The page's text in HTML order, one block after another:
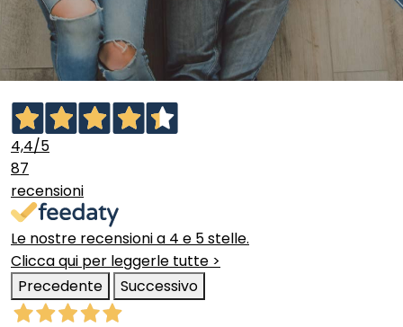
4,4/5
87
recensioni
Le nostre recensioni a 4 e 5 stelle.
Clicca qui per leggerle tutte >
Precedente
Successivo